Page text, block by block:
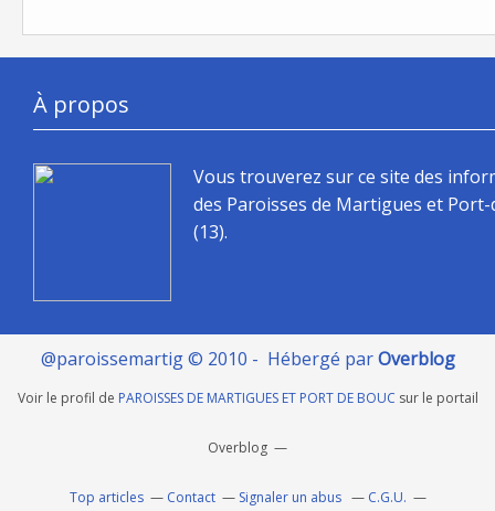
À propos
Vous trouverez sur ce site des
des Paroisses de Martigues et
(13).
@paroissemartig © 2010 - Hébergé parOverblog
Voir le profil de PAROISSES DE MARTIGUES ET PORT DE BOUC sur le portail
Overblog
Top articles Contact Signaler un abus C.G.U.